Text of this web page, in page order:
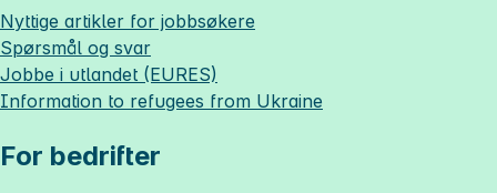
Nyttige artikler for jobbsøkere
Spørsmål og svar
Jobbe i utlandet (EURES)
Information to refugees from Ukraine
For bedrifter